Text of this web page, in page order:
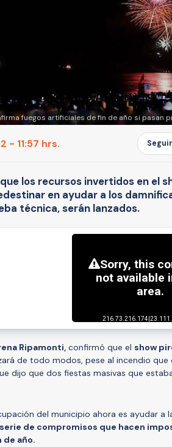
fuegos artificiales de fin de año si pasan
- 11:57 hrs.
los recursos invertidos en el
en ayudar a los
técnica, serán lanzados.
Ripamonti, confirmó que el show
de todo modos, pese al incendio que
dijo que dos fiestas masivas que
del municipio ahora es ayudar a
serie de compromisos que hacen
de año.